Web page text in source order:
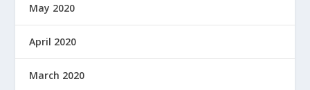
May 2020
April 2020
March 2020